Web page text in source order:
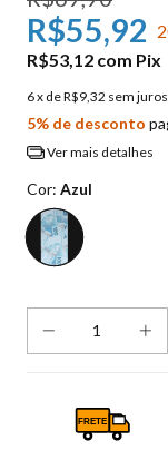
R$55,92
R$53,12 com Pix
6x deR$9,32 sem juros
5% de desconto
Ver mais detalhes
Cor: Azul
FRETE